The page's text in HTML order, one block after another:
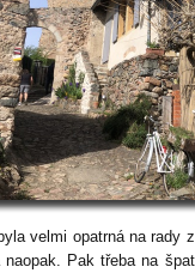
velmi opatrná na rady
naopak. Pak třeba na